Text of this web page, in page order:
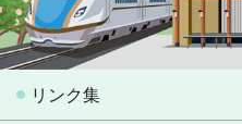
リンク集